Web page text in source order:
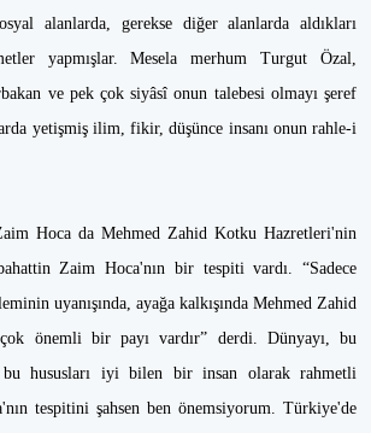
alanlarda, gerekse diğer alanlarda aldıkları
yapmışlar. Mesela merhum Turgut Özal,
ve pek çok siyâsî onun talebesi olmayı şeref
yetişmiş ilim, fikir, düşünce insanı onun rahle-i
Hoca da Mehmed Zahid Kotku Hazretleri'nin
Zaim Hoca'nın bir tespiti vardı. “Sadece
uyanışında, ayağa kalkışında Mehmed Zahid
önemli bir payı vardır” derdi. Dünyayı, bu
bu hususları iyi bilen bir insan olarak rahmetli
tespitini şahsen ben önemsiyorum. Türkiye'de